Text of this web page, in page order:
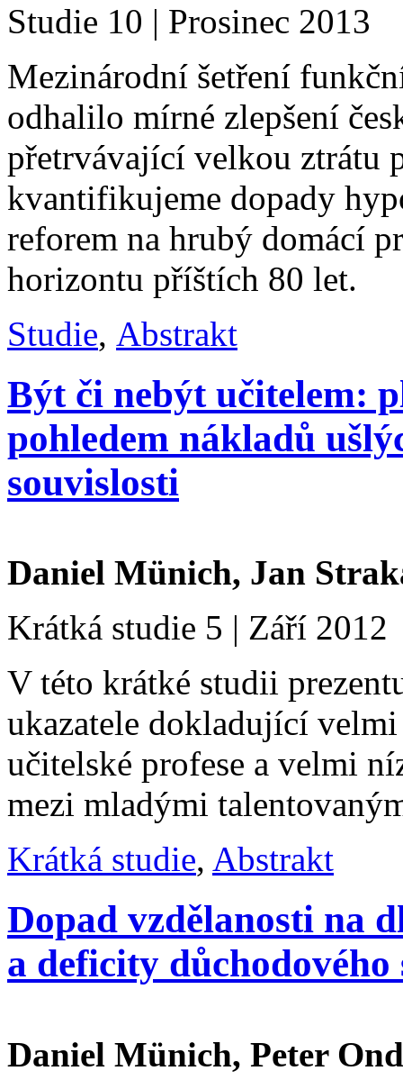
Studie 10 | Prosinec 2013
Mezinárodní šetření
odhalilo mírné zlepšení
přetrvávající velkou ztrátu
kvantifikujeme dopady
reforem na hrubý domácí
horizontu příštích 80 let.
Studie, Abstrakt
Být či nebýt učitelem:
pohledem nákladů
souvislosti
Daniel Münich, Jan
Krátká studie 5 | Září 2012
V této krátké studii
ukazatele dokladující
učitelské profese a velmi
mezi mladými
Krátká studie, Abstrakt
Dopad vzdělanosti na
a deficity důchodového
Daniel Münich, Peter